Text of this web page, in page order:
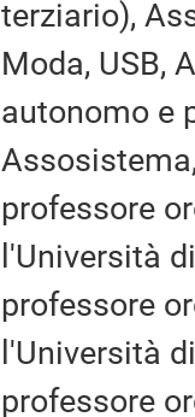
terziario),
Moda, USB,
autonomo e
professore
l'Università
professore
l'Università
professore